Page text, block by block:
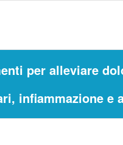
per alleviare
infiammazione e